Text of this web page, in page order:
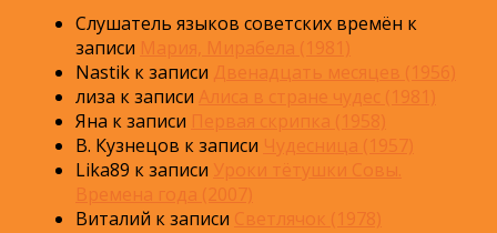
Слушатель языков советских времён к
записи Мария, Мирабела (1981)
Nastik к записи Двенадцать месяцев (1956)
лиза к записи Алиса в стране чудес (1981)
Яна к записи Первая скрипка (1958)
В. Кузнецов к записи Чудесница (1957)
Lika89 к записи Уроки тётушки Совы.
Времена года (2007)
Виталий к записи Светлячок (1978)